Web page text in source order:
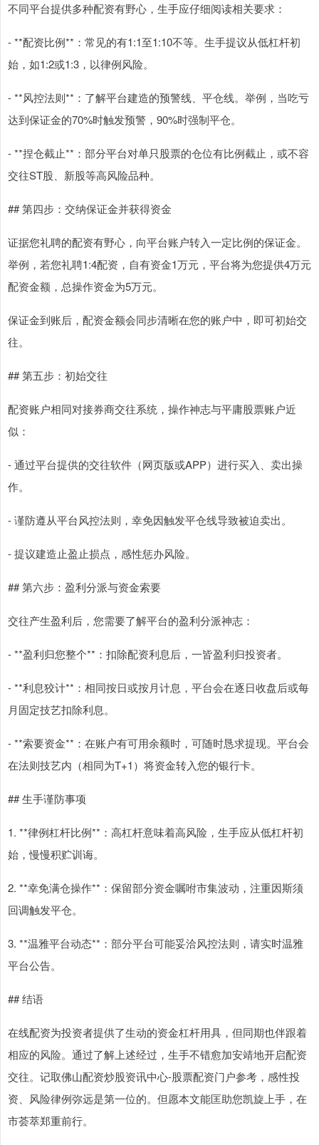
不同平台提供多种配资有野心，生手应仔细阅读相关要求：
- **配资比例**：常见的有1:1至1:10不等。生手提议从低杠杆初
始，如1:2或1:3，以律例风险。
- **风控法则**：了解平台建造的预警线、平仓线。举例，当吃亏
达到保证金的70%时触发预警，90%时强制平仓。
- **捏仓截止**：部分平台对单只股票的仓位有比例截止，或不容
交往ST股、新股等高风险品种。
## 第四步：交纳保证金并获得资金
证据您礼聘的配资有野心，向平台账户转入一定比例的保证金。
举例，若您礼聘1:4配资，自有资金1万元，平台将为您提供4万元
配资金额，总操作资金为5万元。
保证金到账后，配资金额会同步清晰在您的账户中，即可初始交
往。
## 第五步：初始交往
配资账户相同对接券商交往系统，操作神志与平庸股票账户近
似：
- 通过平台提供的交往软件（网页版或APP）进行买入、卖出操
作。
- 谨防遵从平台风控法则，幸免因触发平仓线导致被迫卖出。
- 提议建造止盈止损点，感性惩办风险。
## 第六步：盈利分派与资金索要
交往产生盈利后，您需要了解平台的盈利分派神志：
- **盈利归您整个**：扣除配资利息后，一皆盈利归投资者。
- **利息狡计**：相同按日或按月计息，平台会在逐日收盘后或每
月固定技艺扣除利息。
- **索要资金**：在账户有可用余额时，可随时恳求提现。平台会
在法则技艺内（相同为T+1）将资金转入您的银行卡。
## 生手谨防事项
1. **律例杠杆比例**：高杠杆意味着高风险，生手应从低杠杆初
始，慢慢积贮训诲。
2. **幸免满仓操作**：保留部分资金嘱咐市集波动，注重因斯须
回调触发平仓。
3. **温雅平台动态**：部分平台可能妥洽风控法则，请实时温雅
平台公告。
## 结语
在线配资为投资者提供了生动的资金杠杆用具，但同期也伴跟着
相应的风险。通过了解上述经过，生手不错愈加安靖地开启配资
交往。记取佛山配资炒股资讯中心-股票配资门户参考，感性投
资、风险律例弥远是第一位的。但愿本文能匡助您凯旋上手，在
市荟萃郑重前行。